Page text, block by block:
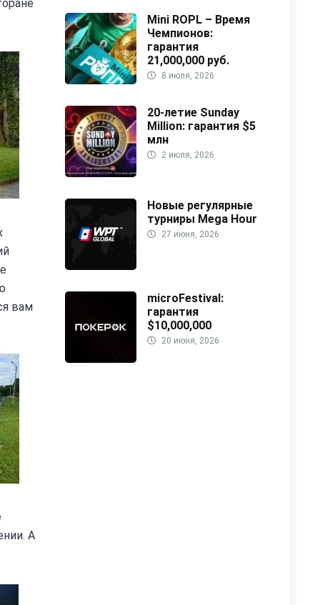
вам
А
Mini ROPL – Время
Чемпионов:
гарантия
21,000,000 руб.
8 июля, 2026
20-летие Sunday
Million: гарантия $5
млн
2 июля, 2026
Новые регулярные
турниры Mega Hour
27 июня, 2026
microFestival:
гарантия
$10,000,000
20 июня, 2026